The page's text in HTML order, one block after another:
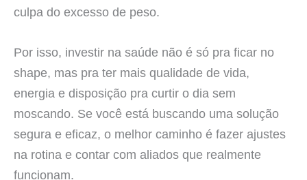
culpa do excesso de peso.
Por isso, investir na saúde não é só pra ficar no
shape, mas pra ter mais qualidade de vida,
energia e disposição pra curtir o dia sem
moscando. Se você está buscando uma solução
segura e eficaz, o melhor caminho é fazer ajustes
na rotina e contar com aliados que realmente
funcionam.